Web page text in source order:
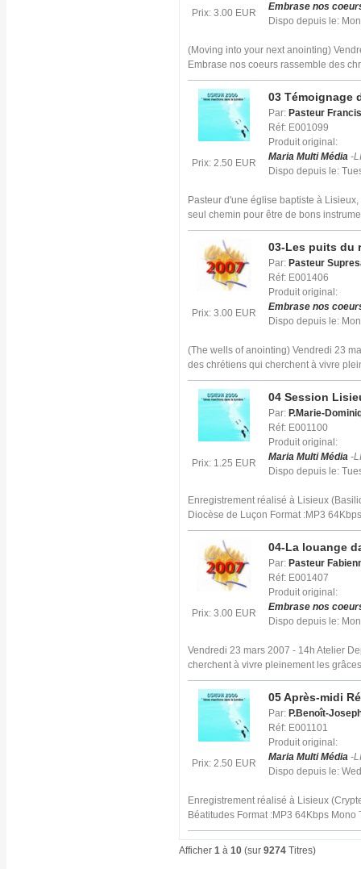
Prix: 3.00 EUR
Embrase nos
Dispo depuis le:
(Moving into your next anointing)
Embrase nos coeurs rassemble des
Prix: 2.50 EUR
03 Témoignage
Par: Pasteur
Réf: E001099
Produit original:
Maria Multi Média -
Dispo depuis le:
Pasteur d'une église baptiste à
seul chemin pour être de bons
Prix: 3.00 EUR
03-Les puits du
Par: Pasteur
Réf: E001406
Produit original:
Embrase nos
Dispo depuis le:
(The wells of anointing) Vendredi 23
des chrétiens qui cherchent à vivre
Prix: 1.25 EUR
04 Session
Par: P.Marie-
Réf: E001100
Produit original:
Maria Multi Média -
Dispo depuis le:
Enregistrement réalisé à Lisieux
Diocèse de Luçon Format :MP3
Prix: 3.00 EUR
04-La louange
Par: Pasteur
Réf: E001407
Produit original:
Embrase nos
Dispo depuis le:
Vendredi 23 mars 2007 - 14h Atelier
cherchent à vivre pleinement les grâces
Prix: 2.50 EUR
05 Après-midi
Par: P.Benoît-
Réf: E001101
Produit original:
Maria Multi Média -
Dispo depuis le:
Enregistrement réalisé à Lisieux
Béatitudes Format :MP3 64Kbps Mono
Afficher 1 à 10 (sur 9274 Titres)